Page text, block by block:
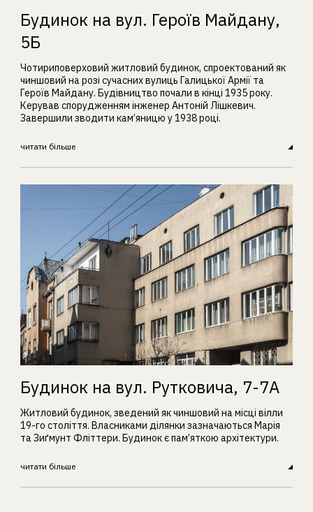
Будинок на вул. Героїв Майдану,
5Б
Чотириповерховий житловий будинок, спроектований як
чиншовий на розі сучасних вулиць Галицької Армії та
Героїв Майдану. Будівництво почали в кінці 1935 року.
Керував спорудженням інженер Антоній Лішкевич.
Завершили зводити кам’яницю у 1938 році.
читати більше
Будинок на вул. Рутковича, 7-7А
Житловий будинок, зведений як чиншовий на місці вілли
19-го століття. Власниками ділянки зазначаються Марія
та Зиґмунт Фліттери. Будинок є пам’яткою архітектури.
читати більше